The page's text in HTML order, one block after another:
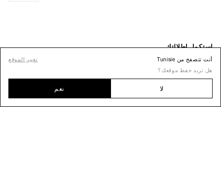
أنت تتصفح من Tunisie
تغيير الموقع
هل تريد حفظ موقعك؟
لا نعم